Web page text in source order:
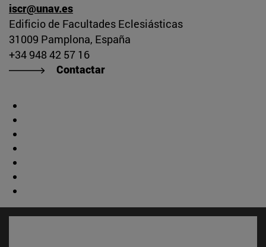
iscr@unav.es
Edificio de Facultades Eclesiásticas
31009 Pamplona, España
+34 948 42 57 16
Contactar